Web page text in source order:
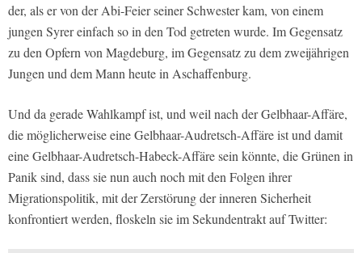
der, als er von der Abi-Feier seiner Schwester kam, von einem
jungen Syrer einfach so in den Tod getreten wurde. Im Gegensatz
zu den Opfern von Magdeburg, im Gegensatz zu dem zweijährigen
Jungen und dem Mann heute in Aschaffenburg.
Und da gerade Wahlkampf ist, und weil nach der Gelbhaar-Affäre,
die möglicherweise eine Gelbhaar-Audretsch-Affäre ist und damit
eine Gelbhaar-Audretsch-Habeck-Affäre sein könnte, die Grünen in
Panik sind, dass sie nun auch noch mit den Folgen ihrer
Migrationspolitik, mit der Zerstörung der inneren Sicherheit
konfrontiert werden, floskeln sie im Sekundentrakt auf Twitter: